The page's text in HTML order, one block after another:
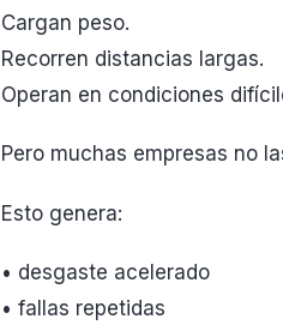
Cargan peso.
Recorren distancias largas.
Operan en condiciones
Pero muchas empresas no
Esto genera:
• desgaste acelerado
• fallas repetidas